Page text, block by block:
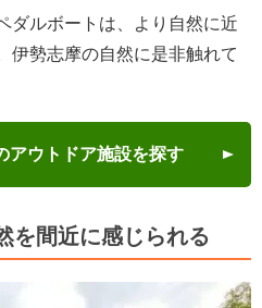
ダルボートは、より自然に近
伊勢志摩の自然に是非触れて
アウトドア施設を探す
を間近に感じられる